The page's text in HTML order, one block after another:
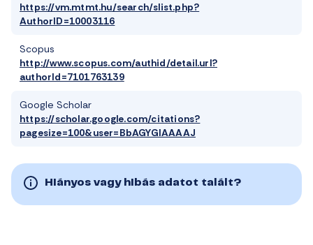
https://vm.mtmt.hu/search/slist.php?
AuthorID=10003116
Scopus
http://www.scopus.com/authid/detail.url?
authorId=7101763139
Google Scholar
https://scholar.google.com/citations?
pagesize=100&user=BbAGYGIAAAAJ
Hiányos vagy hibás adatot talált?